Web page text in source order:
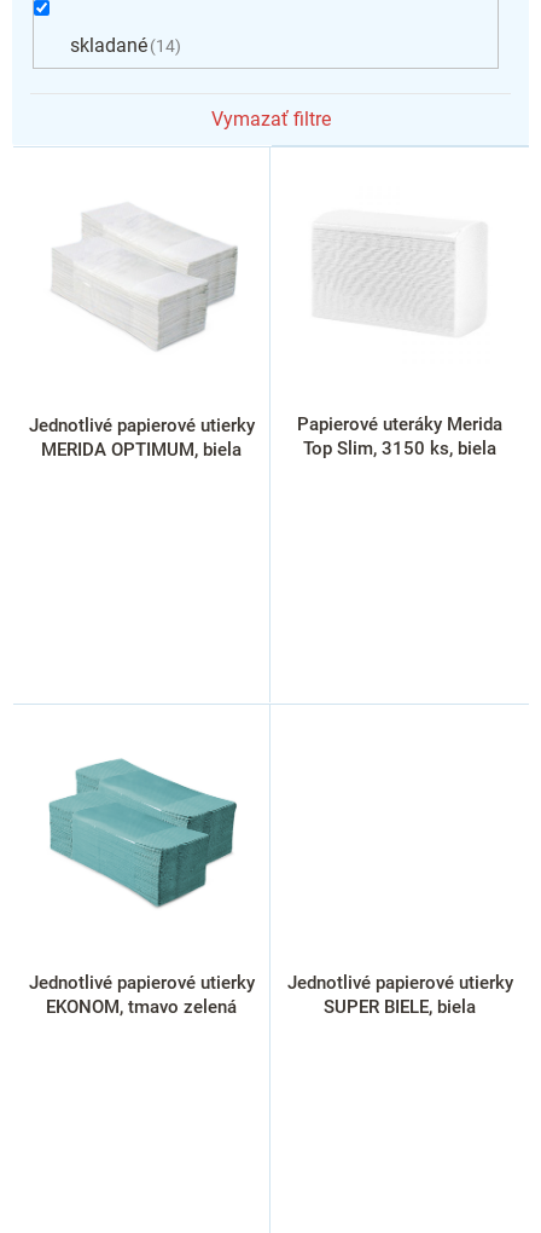
skladané 14
Vymazať filtre
V
Jednotlivé papierové utierky
MERIDA OPTIMUM, biela
Papierové uteráky Merida
Top Slim, 3150 ks, biela
Jednotlivé papierové utierky
EKONOM, tmavo zelená
Jednotlivé papierové utierky
SUPER BIELE, biela